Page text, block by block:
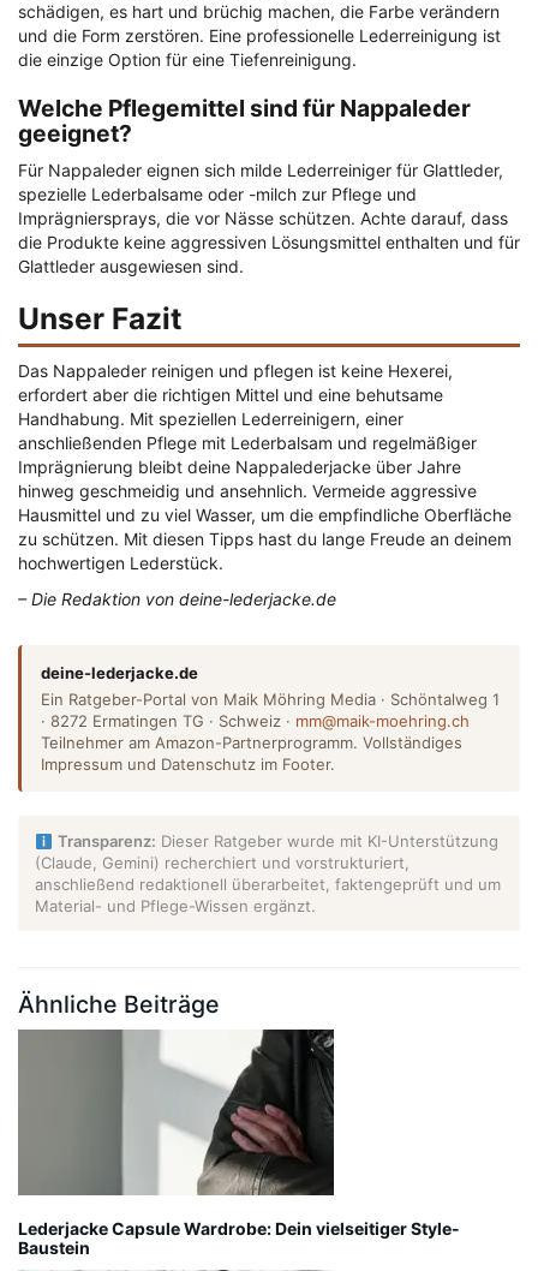
schädigen, es hart und brüchig machen, die Farbe verändern
und die Form zerstören. Eine professionelle Lederreinigung ist
die einzige Option für eine Tiefenreinigung.
Welche Pflegemittel sind für Nappaleder
geeignet?
Für Nappaleder eignen sich milde Lederreiniger für Glattleder,
spezielle Lederbalsame oder -milch zur Pflege und
Imprägniersprays, die vor Nässe schützen. Achte darauf, dass
die Produkte keine aggressiven Lösungsmittel enthalten und für
Glattleder ausgewiesen sind.
Unser Fazit
Das Nappaleder reinigen und pflegen ist keine Hexerei,
erfordert aber die richtigen Mittel und eine behutsame
Handhabung. Mit speziellen Lederreinigern, einer
anschließenden Pflege mit Lederbalsam und regelmäßiger
Imprägnierung bleibt deine Nappalederjacke über Jahre
hinweg geschmeidig und ansehnlich. Vermeide aggressive
Hausmittel und zu viel Wasser, um die empfindliche Oberfläche
zu schützen. Mit diesen Tipps hast du lange Freude an deinem
hochwertigen Lederstück.
– Die Redaktion von deine-lederjacke.de
deine-lederjacke.de
Ein Ratgeber-Portal von Maik Möhring Media · Schöntalweg 1
· 8272 Ermatingen TG · Schweiz · mm@maik-moehring.ch
Teilnehmer am Amazon-Partnerprogramm. Vollständiges
Impressum und Datenschutz im Footer.
Transparenz: Dieser Ratgeber wurde mit KI-Unterstützung
(Claude, Gemini) recherchiert und vorstrukturiert,
anschließend redaktionell überarbeitet, faktengeprüft und um
Material- und Pflege-Wissen ergänzt.
Ähnliche Beiträge
Lederjacke Capsule Wardrobe: Dein vielseitiger Style-
Baustein